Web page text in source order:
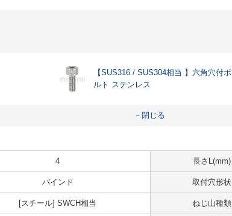
【SUS316 / SUS304相当 】六角穴付ボ
ルト ステンレス
－閉じる
4 長さL(mm)
バインド 取付穴形状
[スチール] SWCH相当 ねじ山種類